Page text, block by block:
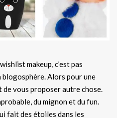
makeup, c’est pas
blogosphère. Alors pour une
de vous proposer autre chose.
du mignon et du fun.
fait des étoiles dans les